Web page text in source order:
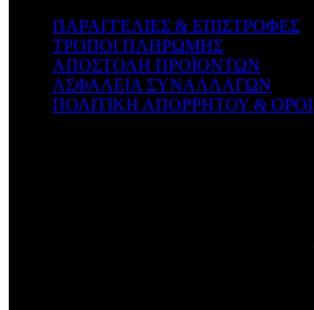
ΠΑΡΑΓΓΕΛΙΕΣ & ΕΠΙΣΤΡΟΦΕΣ
ΤΡΟΠΟΙ ΠΛΗΡΩΜΗΣ
ΑΠΟΣΤΟΛΗ ΠΡΟΪΟΝΤΩΝ
ΑΣΦΑΛΕΙΑ ΣΥΝΑΛΛΑΓΩΝ
ΠΟΛΙΤΙΚΗ ΑΠΟΡΡΗΤΟΥ & ΟΡΟΙ